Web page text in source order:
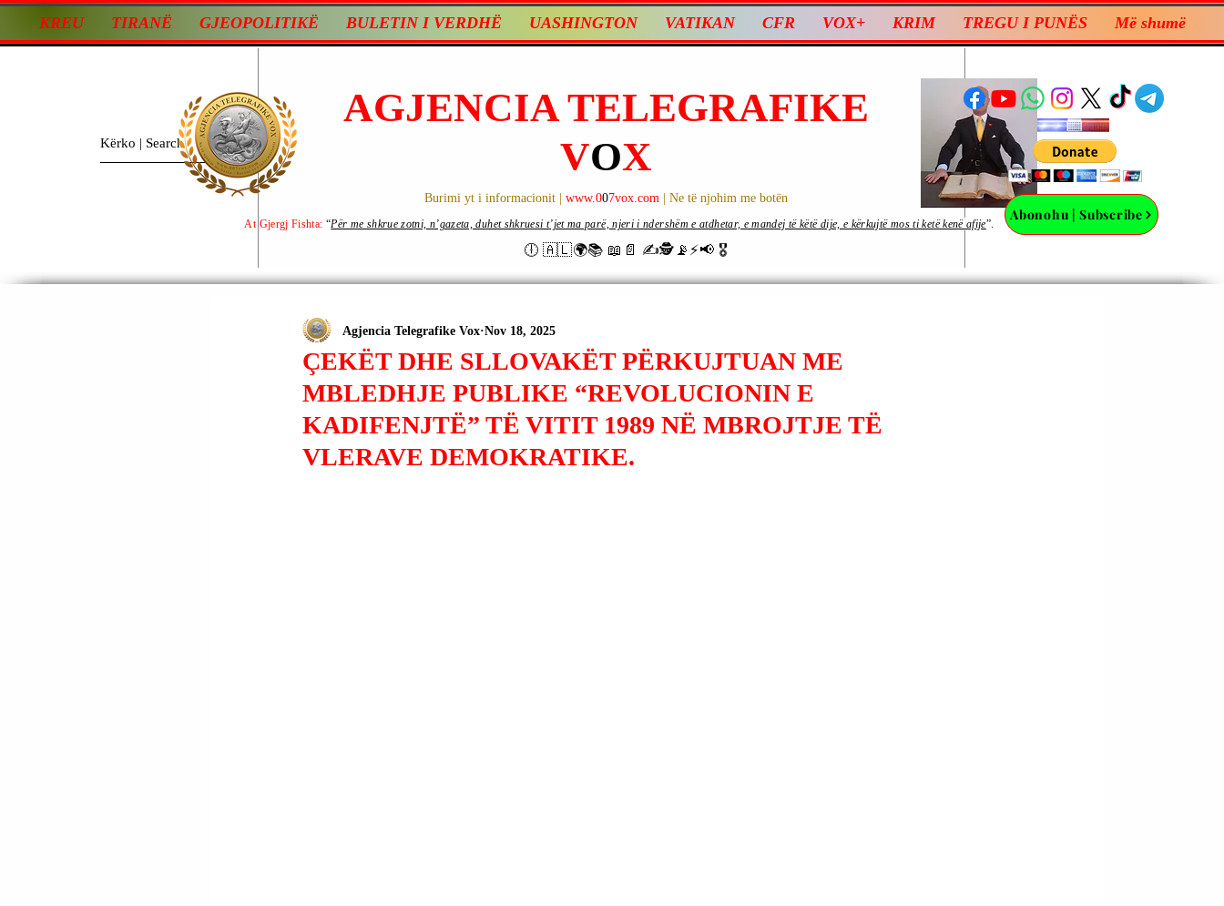
KREU TIRANË GJEOPOLITIKË BULETIN I VERDHË UASHINGTON VATIKAN CFR VOX+ KRIM TREGU I PUNËS Më shumë
AGJENCIA TELEGRAFIKE
VOX
Burimi yt i informacionit | www.007vox.com | Ne të njohim me botën
🕕 🇦🇱🌍📚 📖📄 ✍🕵️📡⚡️📢 🎖
Abonohu | Subscribe
At Gjergj Fishta: “Për me shkrue zotni, n’gazeta, duhet shkruesi t’jet ma parë, njeri i ndershëm e atdhetar, e mandej të këtë dije, e kërkujtë mos ti ketë kenë afije”.
ÇEKËT DHE SLLOVAKËT PËRKUJTUAN ME
MBLEDHJE PUBLIKE “REVOLUCIONIN E
KADIFENJTË” TË VITIT 1989 NË MBROJTJE TË
VLERAVE DEMOKRATIKE.
Agjencia Telegrafike Vox Nov 18, 2025